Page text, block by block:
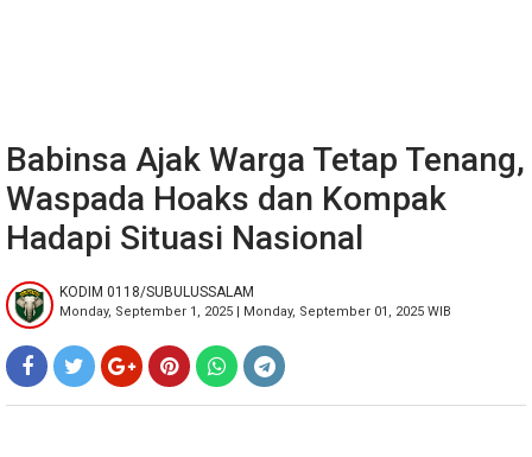
Babinsa Ajak Warga Tetap Tenang,
Waspada Hoaks dan Kompak
Hadapi Situasi Nasional
KODIM 0118/SUBULUSSALAM
Monday, September 1, 2025 | Monday, September 01, 2025 WIB